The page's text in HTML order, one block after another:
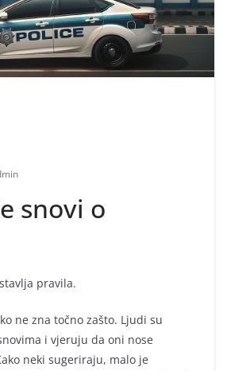
snovi o
pravila.
ne zna točno zašto. Ljudi su
i vjeruju da oni nose
neki sugeriraju, malo je